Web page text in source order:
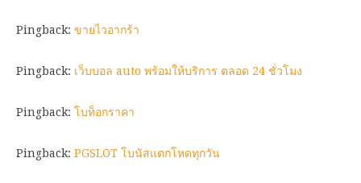
Pingback: ขายไวอากร้า
Pingback: เว็บบอล auto พร้อมให้บริการ ตลอด 24 ชั่วโมง
Pingback: โบท็อกราคา
Pingback: PGSLOT โบนัสแตกโหดทุกวัน